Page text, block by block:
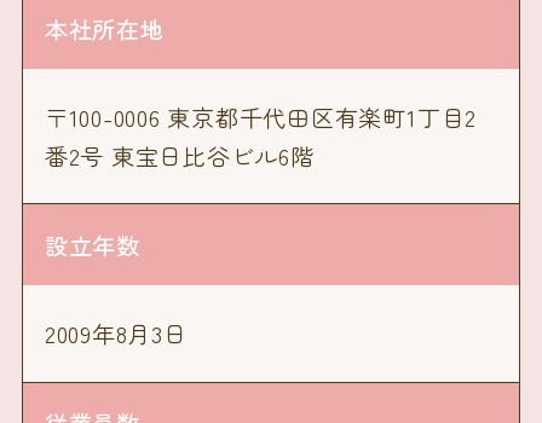
本社所在地
〒100-0006 東京都千代田区有楽町1丁目2
番2号 東宝日比谷ビル6階
設立年数
2009年8月3日